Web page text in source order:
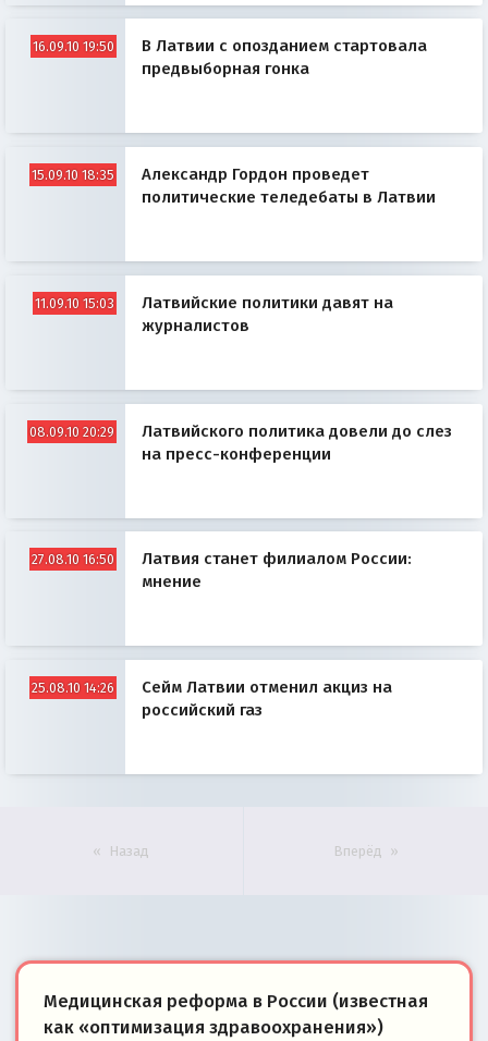
16.09.10 19:50
В Латвии с опозданием стартовала
предвыборная гонка
15.09.10 18:35
Александр Гордон проведет
политические теледебаты в Латвии
11.09.10 15:03
Латвийские политики давят на
журналистов
08.09.10 20:29
Латвийского политика довели до слез
на пресс-конференции
27.08.10 16:50
Латвия станет филиалом России:
мнение
25.08.10 14:26
Сейм Латвии отменил акциз на
российский газ
Назад Вперёд
Медицинская реформа в России (известная
как «оптимизация здравоохранения»)